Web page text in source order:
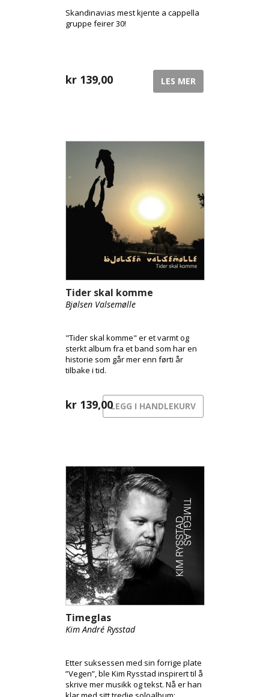
Skandinavias mest kjente a cappella
gruppe feirer 30!
kr 139,00 LES MER
Tider skal komme
Bjølsen Valsemølle
"Tider skal komme" er et varmt og
sterkt album fra et band som har en
historie som går mer enn førti år
tilbake i tid.
kr 139,00LEGG I HANDLEKURV
Timeglas
Kim André Rysstad
Etter suksessen med sin forrige plate
”Vegen”, ble Kim Rysstad inspirert til å
skrive mer musikk og tekst. Nå er han